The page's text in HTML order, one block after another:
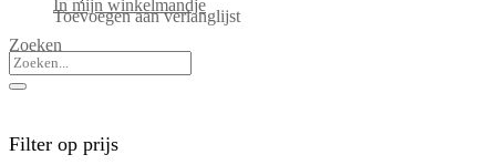
In mijn winkelmandje
Toevoegen aan verlanglijst
Zoeken
Filter op prijs